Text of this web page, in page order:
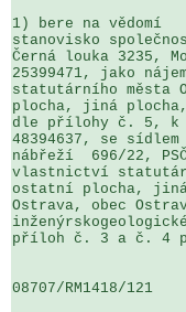
1) bere na vědomí
stanovisko
Černá louka 3235,
25399471, jako
statutárního města
plocha, jiná
dle přílohy č. 5, k
48394637, se
nábřeží  696/22,
vlastnictví
ostatní plocha,
Ostrava, obec
příloh č. 3 a č. 4
08707/